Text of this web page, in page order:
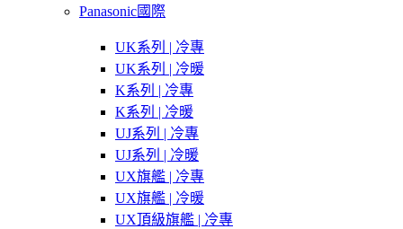
Panasonic國際
UK系列 | 冷專
UK系列 | 冷暖
K系列 | 冷專
K系列 | 冷暖
UJ系列 | 冷專
UJ系列 | 冷暖
UX旗艦 | 冷專
UX旗艦 | 冷暖
UX頂級旗艦 | 冷專